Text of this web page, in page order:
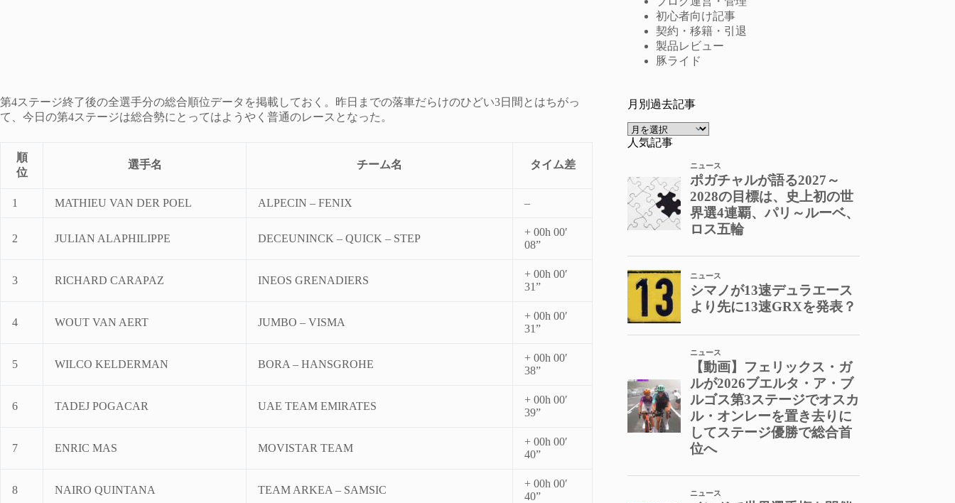
第4ステージ終了後の全選手分の総合順位データを掲載しておく。昨日までの落車だらけのひどい3日間とはちがっ
て、今日の第4ステージは総合勢にとってはようやく普通のレースとなった。
順
位
選手名 チーム名 タイム差
1 MATHIEU VAN DER POEL ALPECIN – FENIX –
2 JULIAN ALAPHILIPPE DECEUNINCK – QUICK – STEP
+ 00h 00′
08”
3 RICHARD CARAPAZ INEOS GRENADIERS
+ 00h 00′
31”
4 WOUT VAN AERT JUMBO – VISMA
+ 00h 00′
31”
5 WILCO KELDERMAN BORA – HANSGROHE
+ 00h 00′
38”
6 TADEJ POGACAR UAE TEAM EMIRATES
+ 00h 00′
39”
7 ENRIC MAS MOVISTAR TEAM
+ 00h 00′
40”
8 NAIRO QUINTANA TEAM ARKEA – SAMSIC
+ 00h 00′
40”
初心者向け記事
契約・移籍・引退
製品レビュー
豚ライド
月別過去記事
ア
ー
ブ
人気記事